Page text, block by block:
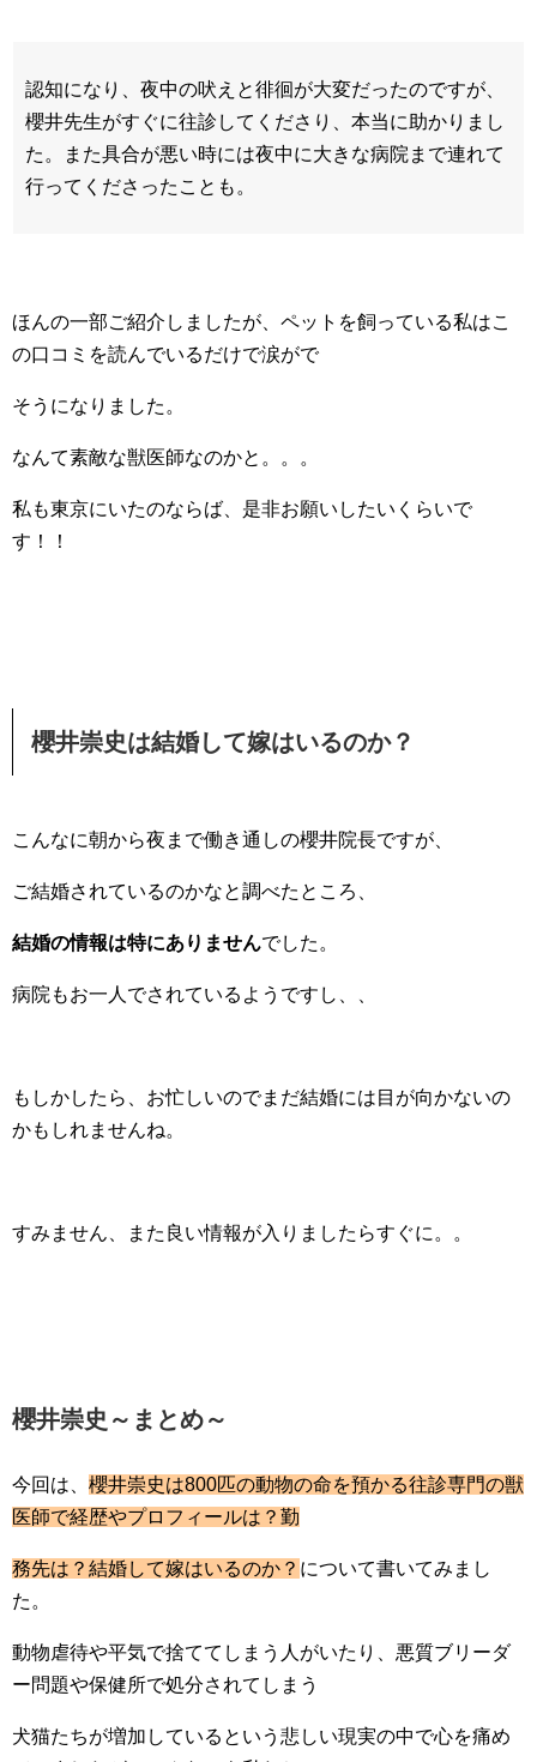
認知になり、夜中の吠えと徘徊が大変だったのですが、
櫻井先生がすぐに往診してくださり、本当に助かりまし
た。また具合が悪い時には夜中に大きな病院まで連れて
行ってくださったことも。
ほんの一部ご紹介しましたが、ペットを飼っている私はこ
の口コミを読んでいるだけで涙がで
そうになりました。
なんて素敵な獣医師なのかと。。。
私も東京にいたのならば、是非お願いしたいくらいで
す！！
櫻井崇史は結婚して嫁はいるのか？
こんなに朝から夜まで働き通しの櫻井院長ですが、
ご結婚されているのかなと調べたところ、
結婚の情報は特にありませんでした。
病院もお一人でされているようですし、、
もしかしたら、お忙しいのでまだ結婚には目が向かないの
かもしれませんね。
すみません、また良い情報が入りましたらすぐに。。
櫻井崇史～まとめ～
今回は、 櫻井崇史は800匹の動物の命を預かる往診専門の獣
医師で経歴やプロフィールは？勤
務先は？結婚して嫁はいるのか？ について書いてみまし
た。
動物虐待や平気で捨ててしまう人がいたり、悪質ブリーダ
ー問題や保健所で処分されてしまう
犬猫たちが増加しているという悲しい現実の中で心を痛め